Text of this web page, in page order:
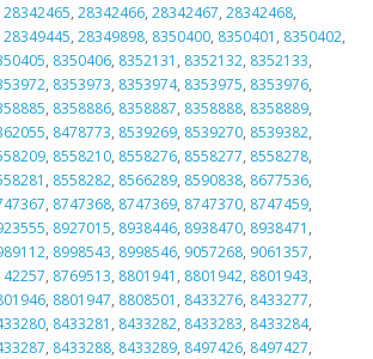
28342465, 28342466, 28342467, 28342468,
28349445, 28349898, 8350400, 8350401 , 8350402,
, 8350406, 8352131 , 8352132, 8352133,
, 8353973, 8353974, 8353975, 8353976,
, 8358886, 8358887, 8358888, 8358889,
, 8478773, 8539269, 8539270, 8539382,
, 8558210, 8558276, 8558277, 8558278,
, 8558282, 8566289, 8590838, 8677536,
, 8747368, 8747369, 8747370, 8747459,
, 8927015, 8938446, 8938470, 8938471 ,
, 8998543, 8998546, 9057268, 9061357,
, 8769513, 8801941 , 8801942, 8801943,
, 8801947, 8808501 , 8433276, 8433277,
, 8433281 , 8433282, 8433283, 8433284,
, 8433288, 8433289, 8497426, 8497427,